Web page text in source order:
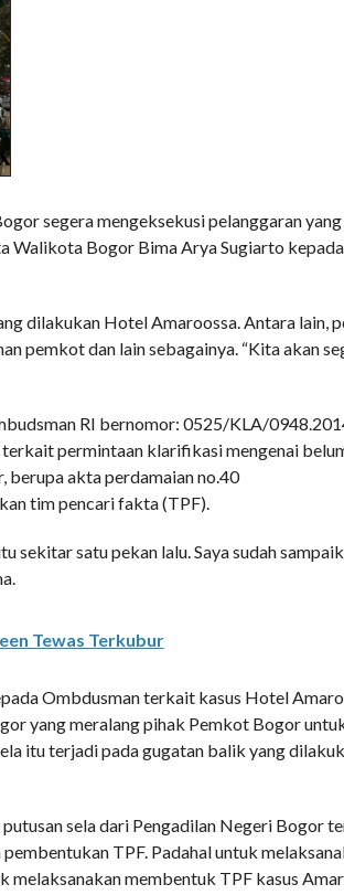
segera mengeksekusi pelanggaran
Walikota Bogor Bima Arya Sugiarto
dilakukan Hotel Amaroossa. Antara lain,
pemkot dan lain sebagainya. “Kita akan
RI bernomor: 0525/KLA/
permintaan klarifikasi mengenai
berupa akta perdamaian no.40
tim pencari fakta (TPF).
sekitar satu pekan lalu. Saya sudah
Tewas Terkubur
Ombdusman terkait kasus Hotel
yang meralang pihak Pemkot Bogor
itu terjadi pada gugatan balik yang
sela dari Pengadilan Negeri Bogor
TPF. Padahal untuk
melaksanakan membentuk TPF kasus